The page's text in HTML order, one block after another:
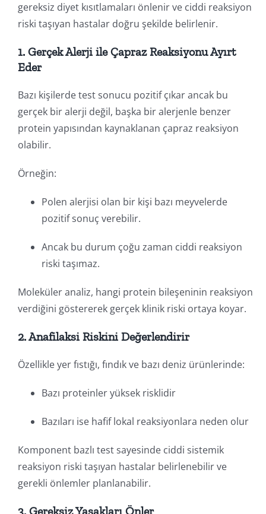
gereksiz diyet kısıtlamaları önlenir ve ciddi reaksiyon
riski taşıyan hastalar doğru şekilde belirlenir.
1. Gerçek Alerji ile Çapraz Reaksiyonu Ayırt
Eder
Bazı kişilerde test sonucu pozitif çıkar ancak bu
gerçek bir alerji değil, başka bir alerjenle benzer
protein yapısından kaynaklanan çapraz reaksiyon
olabilir.
Örneğin:
Polen alerjisi olan bir kişi bazı meyvelerde
pozitif sonuç verebilir.
Ancak bu durum çoğu zaman ciddi reaksiyon
riski taşımaz.
Moleküler analiz, hangi protein bileşeninin reaksiyon
verdiğini göstererek gerçek klinik riski ortaya koyar.
2. Anafilaksi Riskini Değerlendirir
Özellikle yer fıstığı, fındık ve bazı deniz ürünlerinde:
Bazı proteinler yüksek risklidir
Bazıları ise hafif lokal reaksiyonlara neden olur
Komponent bazlı test sayesinde ciddi sistemik
reaksiyon riski taşıyan hastalar belirlenebilir ve
gerekli önlemler planlanabilir.
3. Gereksiz Yasakları Önler